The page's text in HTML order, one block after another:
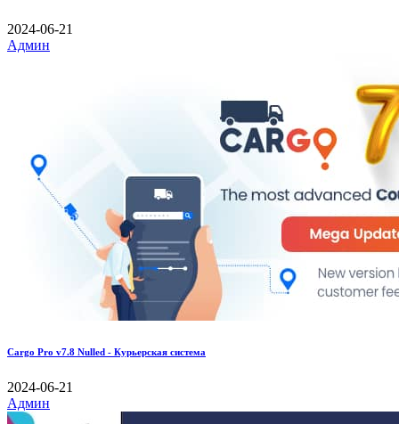
2024-06-21
Админ
Cargo Pro v7.8 Nulled - Курьерская система
2024-06-21
Админ